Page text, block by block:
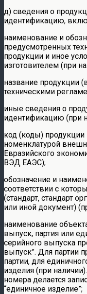
д) сведения о
идентификацию,
наименование и
предусмотренных
продукции и иное
изготовителем (при
название продукции
техническими
иные сведения о
идентификацию (при
код (коды) продукции
номенклатурой
Евразийского
ВЭД ЕАЭС);
обозначение и
соответствии с
(стандарт, стандарт
или иной документ)
наименование
выпуск, партия или
серийного выпуска
выпуск”. Для партии
партии, для
изделия (при
номера делается
“единичное изделие”;